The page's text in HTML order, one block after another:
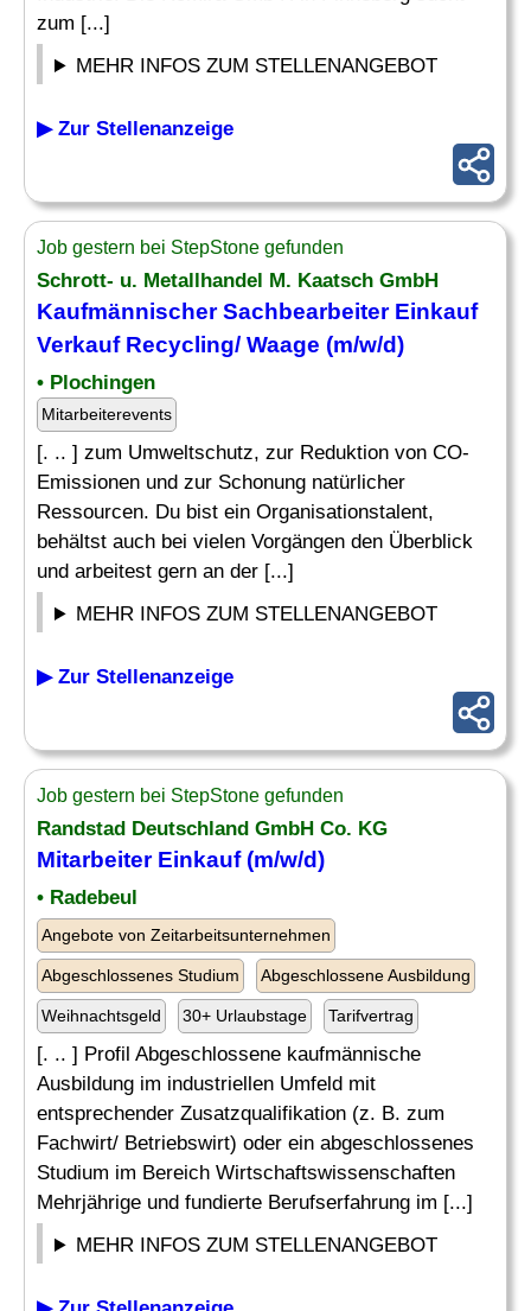
zum [...]
MEHR INFOS ZUM STELLENANGEBOT
▶ Zur Stellenanzeige
Job gestern bei StepStone gefunden
Schrott- u. Metallhandel M. Kaatsch GmbH
Kaufmännischer Sachbearbeiter Einkauf
Verkauf Recycling/ Waage (m/w/d)
• Plochingen
Mitarbeiterevents
[. .. ] zum Umweltschutz, zur Reduktion von CO-
Emissionen und zur Schonung natürlicher
Ressourcen. Du bist ein Organisationstalent,
behältst auch bei vielen Vorgängen den Überblick
und arbeitest gern an der [...]
MEHR INFOS ZUM STELLENANGEBOT
▶ Zur Stellenanzeige
Job gestern bei StepStone gefunden
Randstad Deutschland GmbH Co. KG
Mitarbeiter Einkauf(m/w/d)
• Radebeul
Angebote von Zeitarbeitsunternehmen
Abgeschlossenes Studium Abgeschlossene Ausbildung
Weihnachtsgeld 30+ Urlaubstage Tarifvertrag
[. .. ] Profil Abgeschlossene kaufmännische
Ausbildung im industriellen Umfeld mit
entsprechender Zusatzqualifikation (z. B. zum
Fachwirt/ Betriebswirt) oder ein abgeschlossenes
Studium im Bereich Wirtschaftswissenschaften
Mehrjährige und fundierte Berufserfahrung im [...]
MEHR INFOS ZUM STELLENANGEBOT